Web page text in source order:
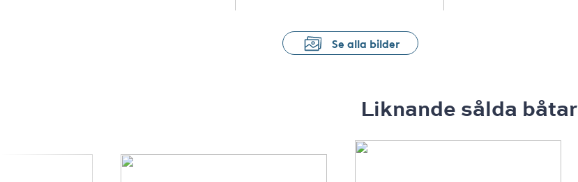
Se alla bilder
Liknande sålda båtar